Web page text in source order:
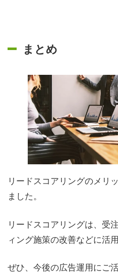
まとめ
リードスコアリングのメリ
ました。
リードスコアリングは、受
ィング施策の改善などに活
ぜひ、今後の広告運用にご